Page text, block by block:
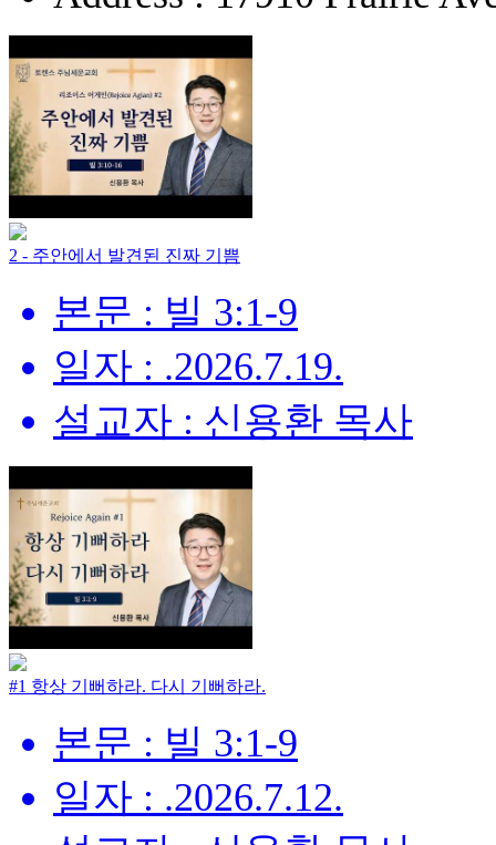
2 - 주안에서 발견된 진짜 기쁨
본문 : 빌 3:1-9
일자 : .2026.7.19.
설교자 : 신용환 목사
#1 항상 기뻐하라. 다시 기뻐하라.
본문 : 빌 3:1-9
일자 : .2026.7.12.